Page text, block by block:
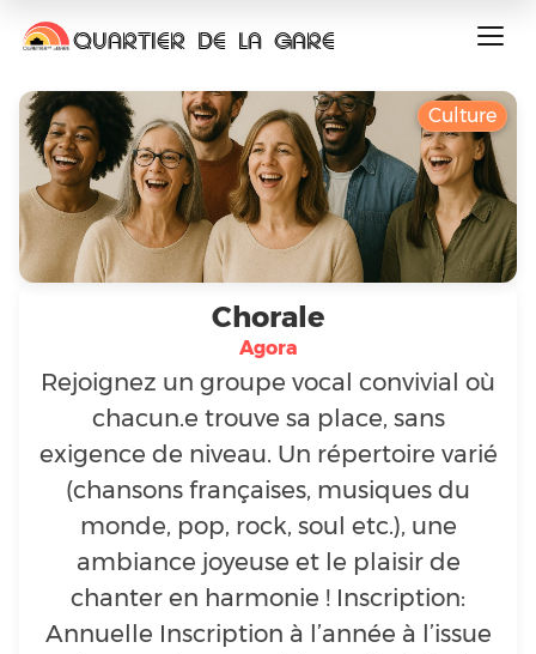
QUARTIER DE LA GARE
Culture
Chorale
Agora
Rejoignez un groupe vocal convivial où
chacun.e trouve sa place, sans
exigence de niveau. Un répertoire varié
(chansons françaises, musiques du
monde, pop, rock, soul etc.), une
ambiance joyeuse et le plaisir de
chanter en harmonie ! Inscription:
Annuelle Inscription à l’année à l’issue